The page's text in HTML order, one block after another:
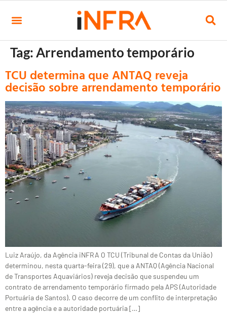
Tag:Arrendamento temporário
TCU determina que ANTAQ reveja
decisão sobre arrendamento temporário
Luiz Araújo, da Agência iNFRA O TCU (Tribunal de Contas da União)
determinou, nesta quarta-feira (29), que a ANTAQ (Agência Nacional
de Transportes Aquaviários) reveja decisão que suspendeu um
contrato de arrendamento temporário firmado pela APS (Autoridade
Portuária de Santos). O caso decorre de um conflito de interpretação
entre a agência e a autoridade portuária […]